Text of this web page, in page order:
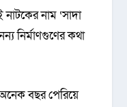
নাম ‘সাদা
নির্মাণগুণের কথা
অনেক বছর পেরিয়ে